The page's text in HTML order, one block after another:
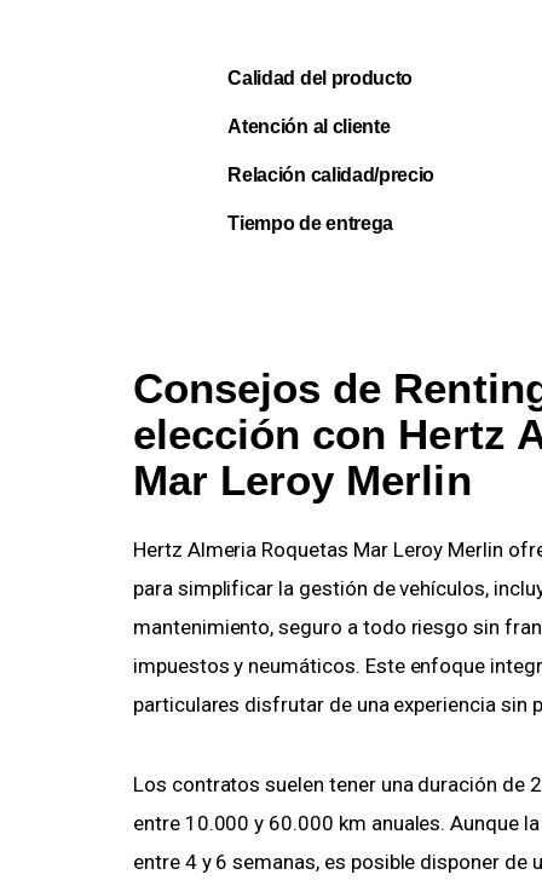
Calidad del producto
Atención al cliente
Relación calidad/precio
Tiempo de entrega
Consejos de
elección con Hertz
Mar Leroy Merlin
Hertz Almeria Roquetas Mar Leroy Merlin
para simplificar la gestión de vehículos,
mantenimiento, seguro a todo riesgo sin
impuestos y neumáticos. Este enfoque
particulares disfrutar de una experiencia sin
Los contratos suelen tener una duración de
entre 10.000 y 60.000 km anuales. Aunque
entre 4 y 6 semanas, es posible disponer de